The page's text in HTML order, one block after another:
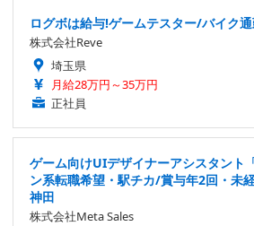
ログボは給与!ゲームテスター/バイク
株式会社Reve
埼玉県
月給28万円～35万円
正社員
ゲーム向けUIデザイナーアシスタント
ン系転職希望・駅チカ/賞与年2回・未
神田
株式会社Meta Sales